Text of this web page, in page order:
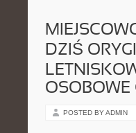
DZIŚ
OSOBOWE
POSTED BY ADMIN